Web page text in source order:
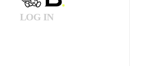
LOG IN